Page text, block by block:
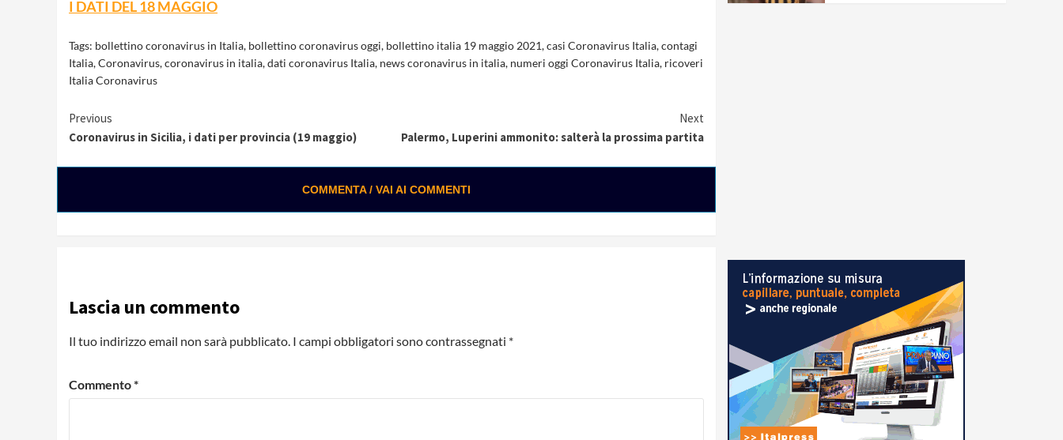
I DATI DEL 18 MAGGIO
Tags: bollettino coronavirus in Italia, bollettino coronavirus oggi, bollettino italia 19 maggio 2021,casi Coronavirus Italia,contagi
Italia,Coronavirus,coronavirus in italia,dati coronavirus Italia, news coronavirus in italia, numeri oggi Coronavirus Italia, ricoveri
Italia Coronavirus
Continue
Previous
Coronavirus in Sicilia, i dati per provincia (19 maggio)
Next
Palermo, Luperini ammonito: salterà la prossima partita
COMMENTA / VAI AI COMMENTI
Lascia un commento
Il tuo indirizzo email non sarà pubblicato. I campi obbligatori sono contrassegnati *
Commento*